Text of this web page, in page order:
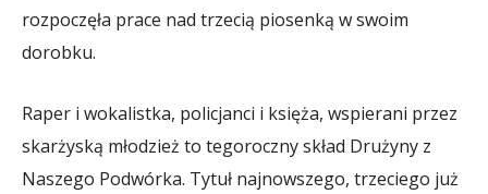
rozpoczęła prace nad trzecią piosenką w swoim
dorobku.
Raper i wokalistka, policjanci i księża, wspierani przez
skarżyską młodzież to tegoroczny skład Drużyny z
Naszego Podwórka. Tytuł najnowszego, trzeciego już